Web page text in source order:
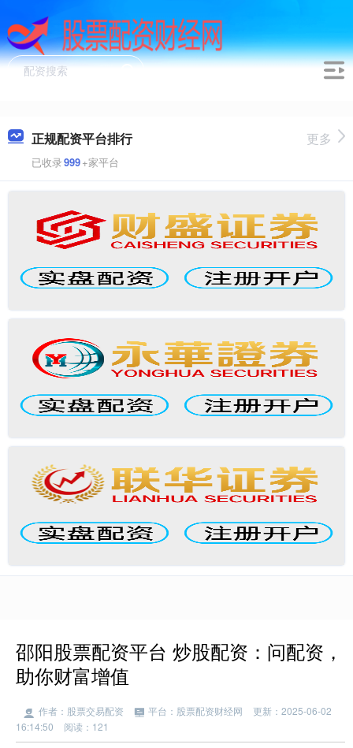
正规配资平台排行
已收录999+家平台
更多
邵阳股票配资平台 炒股配资：问配资，
助你财富增值
作者：股票交易配资 平台：股票配资财经网
更新：2025-06-02
16:14:50
阅读：121